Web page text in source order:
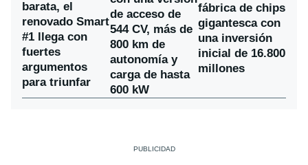
barata, el
renovado Smart
#1 llega con
fuertes
argumentos
para triunfar
de acceso de
544 CV, más de
800 km de
autonomía y
carga de hasta
600 kW
fábrica de chips
gigantesca con
una inversión
inicial de 16.800
millones